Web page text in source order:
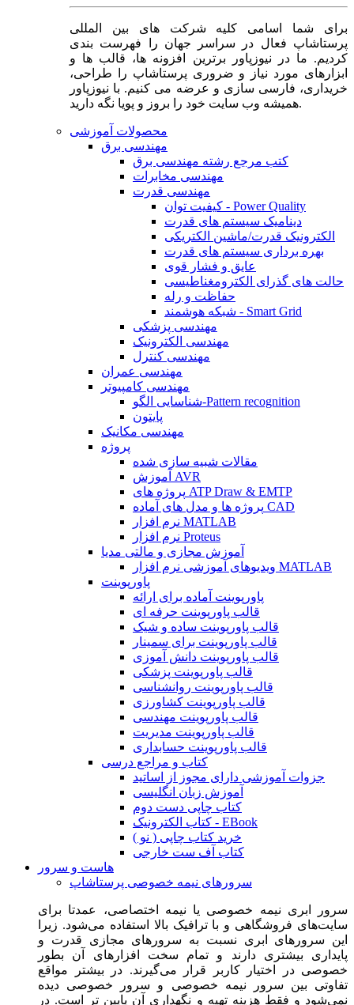
برای شما اسامی کلیه شرکت های بین المللی
پرستاشاپ فعال در سراسر جهان را فهرست بندی
کردیم. ما در نیوزپاور برترین افزونه ها، قالب ها و
ابزارهای مورد نیاز و ضروری پرستاشاپ را طراحی،
خریداری، فارسی سازی و عرضه می کنیم. با نیوزپاور
همیشه وب سایت خود را بروز و پویا نگه دارید.
محصولات آموزشی
مهندسی برق
کتب مرجع رشته مهندسی برق
مهندسی مخابرات
مهندسی قدرت
کیفیت توان - Power Quality
دینامیک سیستم های قدرت
الکترونیک قدرت/ماشین الکتریکی
بهره برداری سیستم های قدرت
عایق و فشار قوی
حالت های گذرای الکترومغناطیسی
حفاظت و رله
شبکه هوشمند - Smart Grid
مهندسی پزشکی
مهندسی الکترونیک
مهندسی کنترل
مهندسی عمران
مهندسی کامپیوتر
شناسایی الگو-Pattern recognition
پایتون
مهندسی مکانیک
پروژه
مقالات شبیه سازی شده
آموزش AVR
پروژه های ATP Draw & EMTP
پروژه ها و مدل های آماده CAD
نرم افزار MATLAB
نرم افزار Proteus
آموزش مجازی و مالتی مدیا
ویدیوهای آموزشی نرم افزار MATLAB
پاورپوینت
پاورپوینت آماده برای ارائه
قالب پاورپوینت حرفه ای
قالب پاورپوینت ساده و شیک
قالب پاورپوینت برای سمینار
قالب پاورپوینت دانش آموزی
قالب پاورپوینت پزشکی
قالب پاورپوینت روانشناسی
قالب پاورپوینت کشاورزی
قالب پاورپوینت مهندسی
قالب پاورپوینت مدیریت
قالب پاورپوینت حسابداری
کتاب و مراجع درسی
جزوات آموزشی دارای مجوز از اساتید
آموزش زبان انگلیسی
کتاب چاپی دست دوم
کتاب الکترونیک - EBook
خرید کتاب چاپی ( نو )
کتاب آف ست خارجی
هاست و سرور
سرورهای نیمه خصوصی پرستاشاپ
سرور ابری نیمه خصوصی یا نیمه اختصاصی، عمدتا برای
سایت‌های فروشگاهی و با ترافیک بالا استفاده می‌شود. زیرا
این سرورهای ابری نسبت به سرورهای مجازی قدرت و
پایداری بیشتری دارند و تمام سخت افزارهای آن بطور
خصوصی در اختیار کاربر قرار می‌گیرند. در بیشتر مواقع
تفاوتی بین سرور نیمه خصوصی و سرور خصوصی دیده
نمی‌شود و فقط هزینه تهیه و نگهداری آن پایین تر است. در